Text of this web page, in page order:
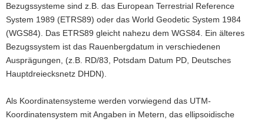
Bezugssysteme sind z.B. das European Terrestrial Reference
System 1989 (ETRS89) oder das World Geodetic System 1984
(WGS84). Das ETRS89 gleicht nahezu dem WGS84. Ein älteres
Bezugssystem ist das Rauenbergdatum in verschiedenen
Ausprägungen, (z.B. RD/83, Potsdam Datum PD, Deutsches
Hauptdreiecksnetz DHDN).
Als Koordinatensysteme werden vorwiegend das UTM-
Koordinatensystem mit Angaben in Metern, das ellipsoidische